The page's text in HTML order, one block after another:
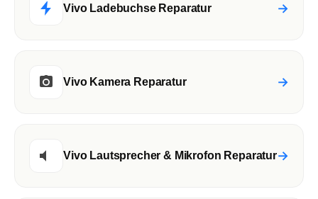
Vivo Ladebuchse Reparatur →
Vivo Kamera Reparatur →
Vivo Lautsprecher & Mikrofon Reparatur→